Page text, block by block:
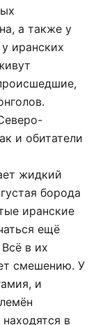
а также у
иранских
и обитатели
жидкий
борода
иранские
ещё
в их
смешению. У
и
в